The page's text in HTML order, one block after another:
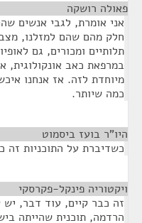
פאולה רושקה
אני אומרת, לגבי אנשים
חלק מהם שהם למזלנו,
תלותיים ומכורים, גם
במרפאת כאב אונקולוגית,
מיוחדת לזה. אז אנחנו
כמה שיותר.
היו"ר בועז ביסמוט
כשדיברת על התוכניות זה
ויקטוריה פינקל-פקרסקי
זה כבר קיים, עוד דבר,
הרדמה, תוכנית שהייתה